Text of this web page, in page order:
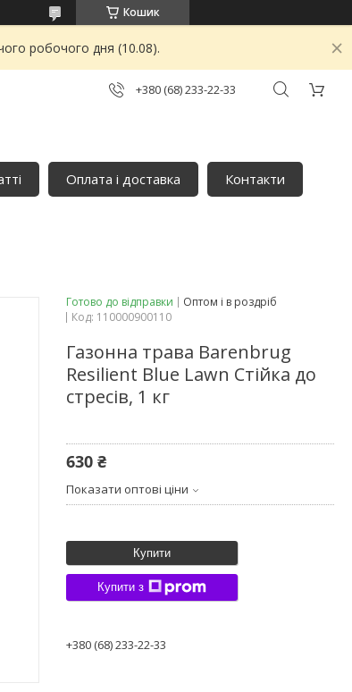
Кошик
робочого дня (10.08).
+380 (68) 233-22-33
Оплата і доставка Контакти
Готово до відправки
Оптом і в роздріб
Код: 110000900110
Газонна трава Barenbrug
Resilient Blue Lawn Стійка до
стресів, 1 кг
630 ₴
Показати оптові ціни
Купити
Купити з
+380 (68) 233-22-33